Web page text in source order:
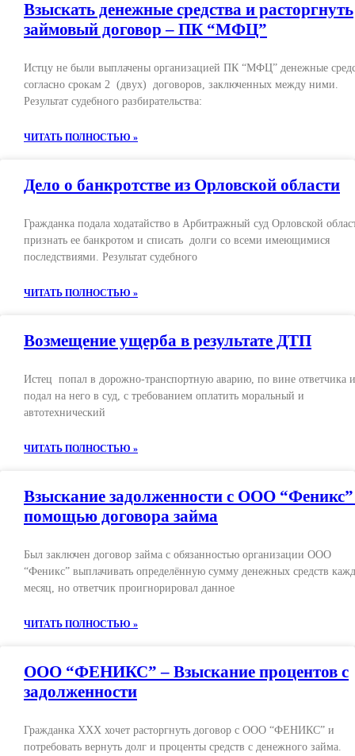
Взыскать денежные средства и расторгнуть
займовый договор – ПК “МФЦ”
Истцу не были выплачены организацией ПК “МФЦ” денежные
согласно срокам 2 (двух) договоров, заключенных между ними.
Результат судебного разбирательства:
ЧИТАТЬ ПОЛНОСТЬЮ »
Дело о банкротстве из Орловской области
Гражданка подала ходатайство в Арбитражный суд Орловской
признать ее банкротом и списать долги со всеми имеющимися
последствиями. Результат судебного
ЧИТАТЬ ПОЛНОСТЬЮ »
Возмещение ущерба в результате ДТП
Истец попал в дорожно-транспортную аварию, по вине ответчика и
подал на него в суд, с требованием оплатить моральный и
автотехнический
ЧИТАТЬ ПОЛНОСТЬЮ »
Взыскание задолженности с ООО “Феникс”
помощью договора займа
Был заключен договор займа с обязанностью организации ООО
“Феникс” выплачивать определённую сумму денежных средств
месяц, но ответчик проигнорировал данное
ЧИТАТЬ ПОЛНОСТЬЮ »
ООО “ФЕНИКС” – Взыскание процентов с
задолженности
Гражданка ХХХ хочет расторгнуть договор с ООО “ФЕНИКС” и
потребовать вернуть долг и проценты средств с денежного займа.